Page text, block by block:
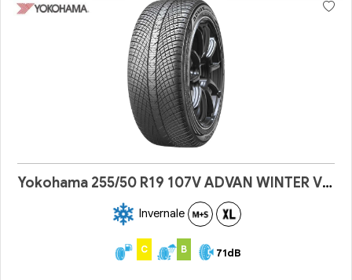
Yokohama 255/50 R19 107V ADVAN WINTER V907
Invernale
C B 71dB